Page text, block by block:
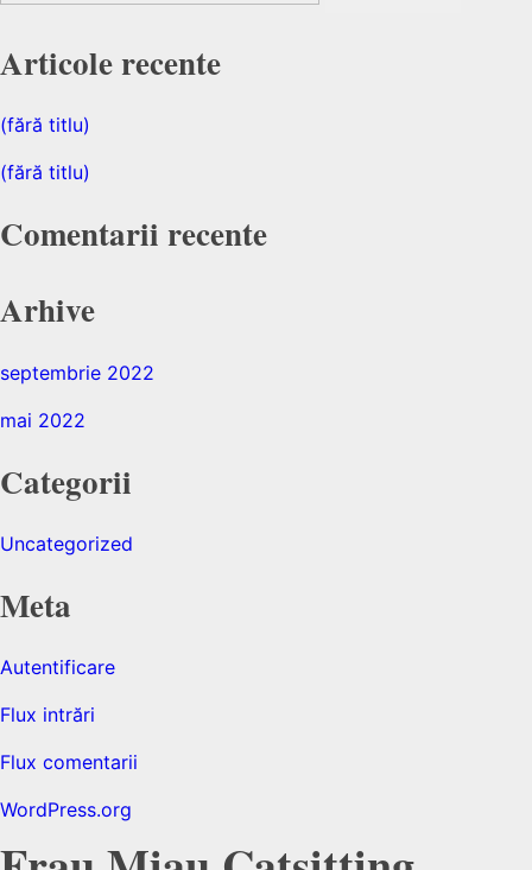
Articole recente
(fără titlu)
(fără titlu)
Comentarii recente
Arhive
septembrie 2022
mai 2022
Categorii
Uncategorized
Meta
Autentificare
Flux intrări
Flux comentarii
WordPress.org